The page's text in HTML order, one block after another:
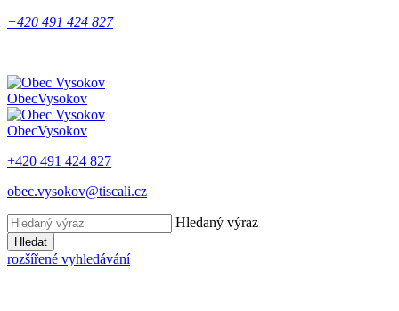
+420 491 424 827
ObecVysokov
ObecVysokov
+420 491 424 827
obec.vysokov@tiscali.cz
Hledaný výraz
Hledat
rozšířené vyhledávání